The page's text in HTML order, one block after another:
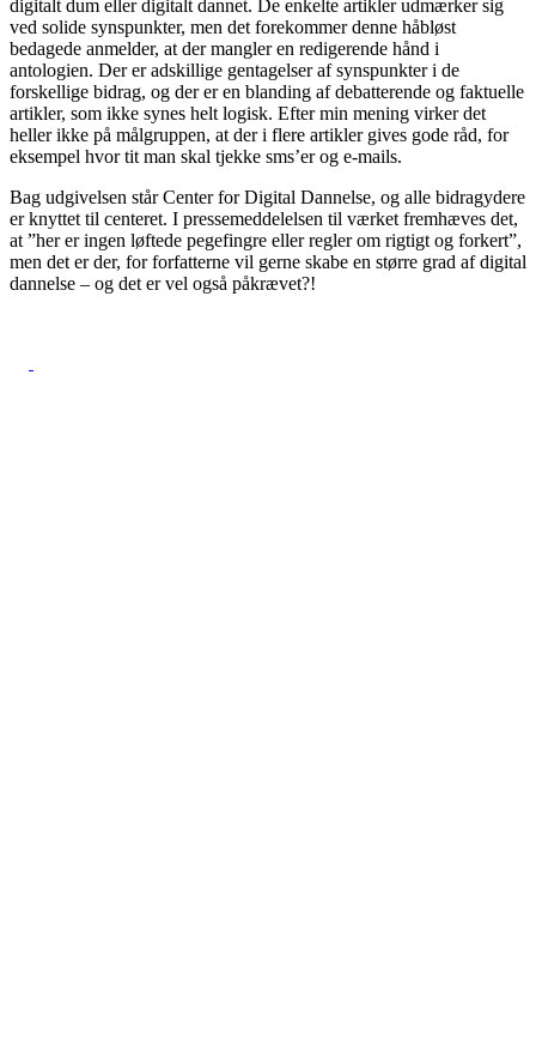
digitalt dum eller digitalt dannet. De enkelte artikler udmærker sig
ved solide synspunkter, men det forekommer denne håbløst
bedagede anmelder, at der mangler en redigerende hånd i
antologien. Der er adskillige gentagelser af synspunkter i de
forskellige bidrag, og der er en blanding af debatterende og faktuelle
artikler, som ikke synes helt logisk. Efter min mening virker det
heller ikke på målgruppen, at der i flere artikler gives gode råd, for
eksempel hvor tit man skal tjekke sms’er og e-mails.
Bag udgivelsen står Center for Digital Dannelse, og alle bidragydere
er knyttet til centeret. I pressemeddelelsen til værket fremhæves det,
at ”her er ingen løftede pegefingre eller regler om rigtigt og forkert”,
men det er der, for forfatterne vil gerne skabe en større grad af digital
dannelse – og det er vel også påkrævet?!